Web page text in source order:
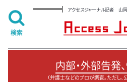
アクセスジャーナル記者 山
内部・外部告発
（弁護士などのプロが調査。ただし、
検索